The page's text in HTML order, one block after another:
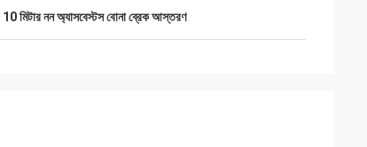
10 মিটার নন অ্যাসবেস্টস বোনা ব্রেক আস্তরণ